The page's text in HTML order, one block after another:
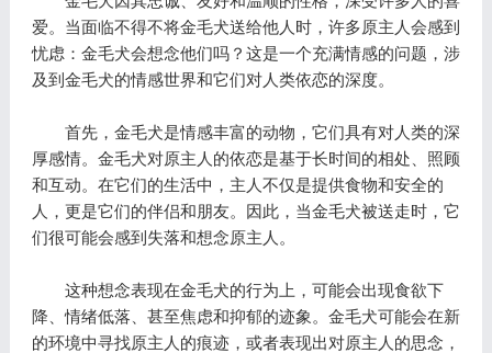
爱。当面临不得不将金毛犬送给他人时，许多原主人会感到
忧虑：金毛犬会想念他们吗？这是一个充满情感的问题，涉
及到金毛犬的情感世界和它们对人类依恋的深度。
首先，金毛犬是情感丰富的动物，它们具有对人类的深
厚感情。金毛犬对原主人的依恋是基于长时间的相处、照顾
和互动。在它们的生活中，主人不仅是提供食物和安全的
人，更是它们的伴侣和朋友。因此，当金毛犬被送走时，它
们很可能会感到失落和想念原主人。
这种想念表现在金毛犬的行为上，可能会出现食欲下
降、情绪低落、甚至焦虑和抑郁的迹象。金毛犬可能会在新
的环境中寻找原主人的痕迹，或者表现出对原主人的思念，